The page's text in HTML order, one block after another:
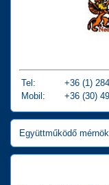
Tel:
+36 (1)
Mobil:
+36 (30)
Együttműködő